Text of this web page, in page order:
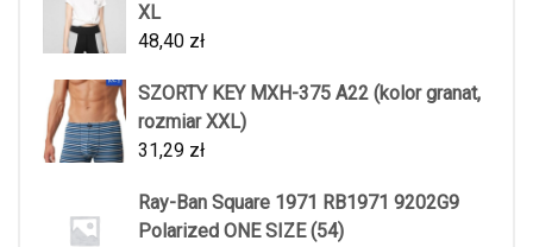
XL
48,40 zł
SZORTY KEY MXH-375 A22 (kolor granat,
rozmiar XXL)
31,29 zł
Ray-Ban Square 1971 RB1971 9202G9
Polarized ONE SIZE (54)